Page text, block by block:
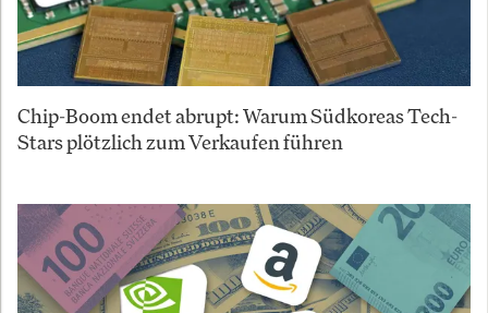
Chip-Boom endet abrupt: Warum Südkoreas Tech-
Stars plötzlich zum Verkaufen führen